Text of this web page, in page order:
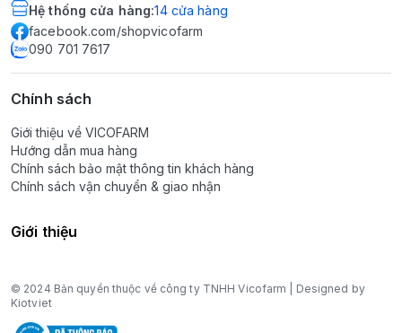
Hệ thống cửa hàng:14 cửa hàng
facebook.com/shopvicofarm
090 701 7617
Chính sách
Giới thiệu về VICOFARM
Hướng dẫn mua hàng
Chính sách bảo mật thông tin khách hàng
Chính sách vận chuyển & giao nhận
Giới thiệu
© 2024 Bản quyền thuộc về công ty TNHH Vicofarm | Designed by
Kiotviet